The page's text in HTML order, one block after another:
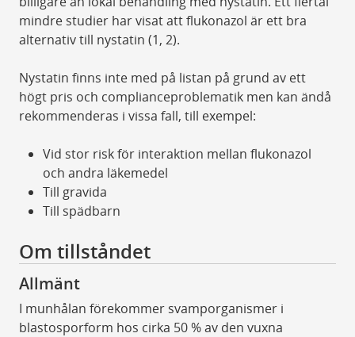
mindre studier har visat att flukonazol är ett bra
alternativ till nystatin (1, 2).
Nystatin finns inte med på listan på grund av ett
högt pris och complianceproblematik men kan ändå
rekommenderas i vissa fall, till exempel:
Vid stor risk för interaktion mellan flukonazol
och andra läkemedel
Till gravida
Till spädbarn
Om tillståndet
Allmänt
I munhålan förekommer svamporganismer i
blastosporform hos cirka 50 % av den vuxna